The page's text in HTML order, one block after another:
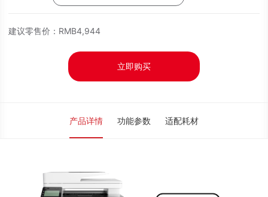
建议零售价： RMB4,944
立即购买
产品详情 功能参数 适配耗材